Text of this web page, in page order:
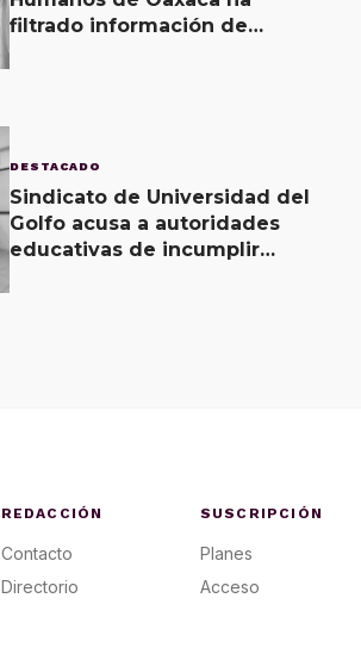
filtrado información de
DESTACADO
Sindicato de Universidad del
Golfo acusa a autoridades
educativas de incumplir
REDACCIÓN
Contacto
Directorio
SUSCRIPCIÓN
Planes
Acceso